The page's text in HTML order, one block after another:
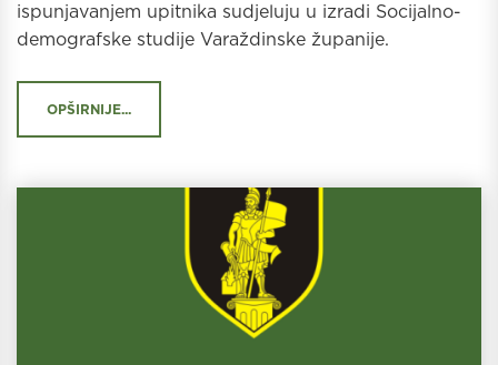
ispunjavanjem upitnika sudjeluju u izradi Socijalno-
demografske studije Varaždinske županije.
OPŠIRNIJE...